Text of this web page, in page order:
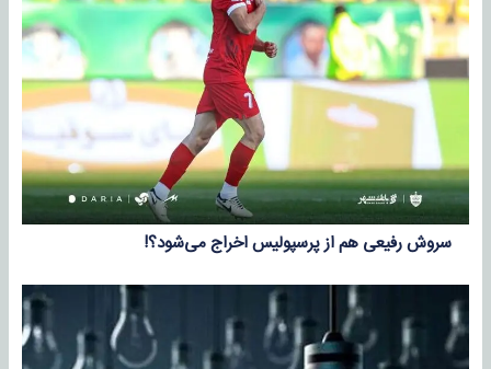
سروش رفیعی هم از پرسپولیس اخراج می‌شود؟!